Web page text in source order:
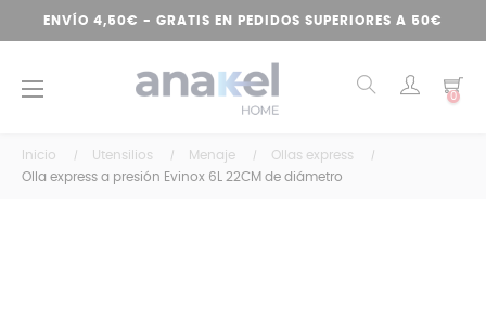
ENVÍO 4,50€ - GRATIS EN PEDIDOS SUPERIORES A 50€
Navegación
☰ 0
Inicio Utensilios Menaje
Ollas express
Olla express a presión Evinox 6L 22CM de diámetro